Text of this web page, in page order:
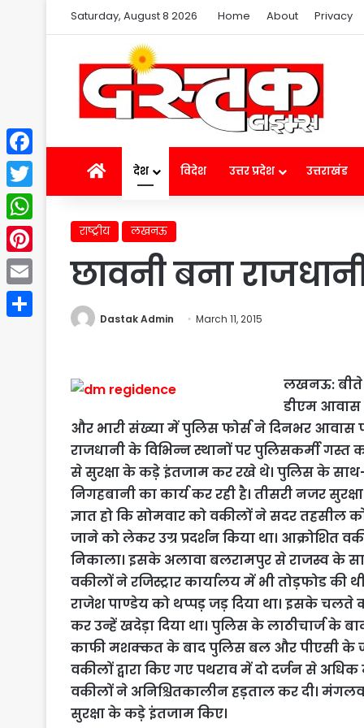
Saturday, August 8 2026 Home About Privacy
Homeदेश विदेश उत्तर प्रदेश उत्तराखंड
राष्ट्रीय लखनऊ
छावनी बना
Dastak Admin March 11, 2015
लखनऊ: बीते
डीएम आवास
और भारी संख्‍या में पुलिस फोर्स ने दिनभर
राजधानी के विभिन्न स्थानों पर पुलिसकर्मी
से सुरक्षा के कड़े इंतजाम कर रखे थे। पुलिस के
निगहबानी का कार्य कर रही है। तीसरी नजर
ज्ञात हो कि सोमवार को वकीलों ने सदर तहसील
जाने को लेकर उग्र प्रदर्शन किया था।
निकाला। इसके अलावा बलरामपुर से राजस्व के
वकीलों ने रजिस्ट्रार कार्यालय में भी तोड़फोड
राजेश पाण्‍डेय को थप्पड़ जड़ दिया था। इसके
कर उन्हें खदेड़ा दिया था। पुलिस के लाठीचार्ज के
काफी मशक्‍कत के बाद पुलिस बल और पीएसी के
वकीलों द्वारा किए गए पथराव में दो दर्जन से
वकीलों ने अनिश्चितकालीन हड़ताल कर दी।
सुरक्षा के कड़े इंतजाम किए।
Facebook
Twitter
WhatsApp
Pinterest
Email